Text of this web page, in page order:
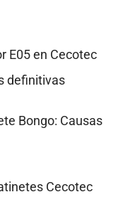
E05 en Cecotec
definitivas
Bongo: Causas
Cecotec